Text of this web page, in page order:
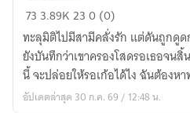
พระรอง
รัก
คน
นั้น
ข้า
73 3.89K230 (0)
ทะลุมิติไปมีสามีคลั่งรัก แต่ดันถูกดูด
ยังบันทึกว่าเขาครองโสดรอเธอจน
นี้ จะปล่อยให้รอเก้อได้ไง ฉันต้องหา
อัปเดตล่าสุด 30 ก.ค. 69 / 12:48 น.